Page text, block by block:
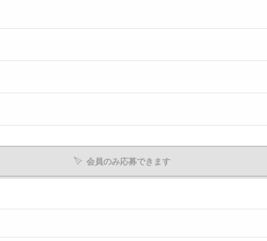
会員のみ応募できます